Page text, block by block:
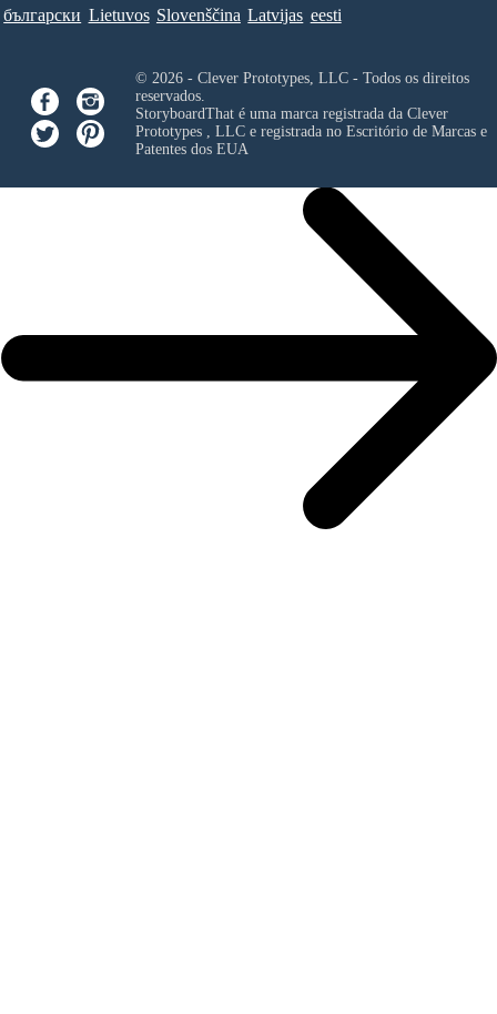
български Lietuvos Slovenščina Latvijas eesti
© 2026 - Clever Prototypes, LLC - Todos os direitos
reservados.
StoryboardThat é uma marca registrada da Clever
Prototypes , LLCe registrada no Escritório de Marcas e
Patentes dos EUA